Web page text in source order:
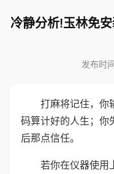
冷静分析!玉林免
发布时
打麻将记住，你
码算计好的人生；你
后那点信任。
若你在仪器使用